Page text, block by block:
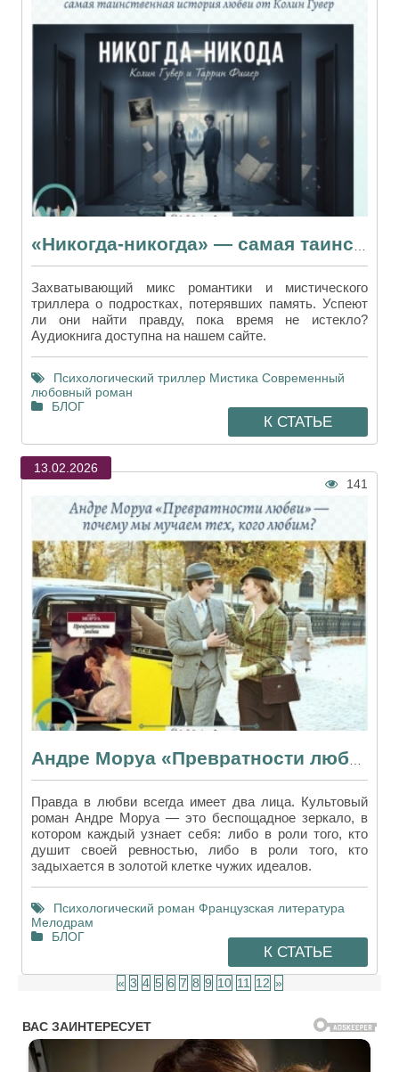
Захватывающий микс романтики и мистического
триллера о подростках, потерявших память. Успеют
ли они найти правду, пока время не истекло?
Аудиокнига доступна на нашем сайте.
Психологический триллер Мистика Современный
любовный роман
БЛОГ
К СТАТЬЕ
13.02.2026
141
Правда в любви всегда имеет два лица. Культовый
роман Андре Моруа — это беспощадное зеркало, в
котором каждый узнает себя: либо в роли того, кто
душит своей ревностью, либо в роли того, кто
задыхается в золотой клетке чужих идеалов.
Психологический роман Французская литература
Мелодрам
БЛОГ
К СТАТЬЕ
« 3 4 5 6 7 8 9 10 11 12 »